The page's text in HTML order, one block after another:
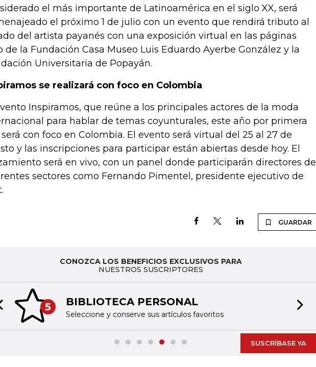
el más importante de Latinoamérica en el siglo XX, será
el próximo 1 de julio con un evento que rendirá tributo al
del artista payanés con una exposición virtual en las páginas
de la Fundación Casa Museo Luis Eduardo Ayerbe González y la
Universitaria de Popayán.
se realizará con foco en Colombia
Inspiramos, que reúne a los principales actores de la moda
para hablar de temas coyunturales, este año por primera
con foco en Colombia. El evento será virtual del 25 al 27 de
y las inscripciones para participar están abiertas desde hoy. El
será en vivo, con un panel donde participarán directores de
sectores como Fernando Pimentel, presidente ejecutivo de
GUARDAR
CONOZCA LOS BENEFICIOS EXCLUSIVOS PARA
NUESTROS SUSCRIPTORES
5 BIBLIOTECA PERSONAL
Seleccione y conserve sus artículos favoritos
slide
SUSCRÍBASE YA